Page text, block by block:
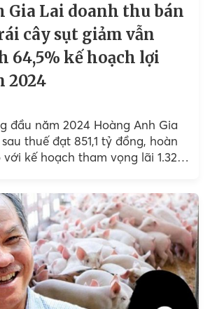
Gia Lai doanh thu bán
cây sụt giảm vẫn
64,5% kế hoạch lợi
2024
đầu năm 2024 Hoàng Anh Gia
thuế đạt 851,1 tỷ đồng, hoàn
kế hoạch tham vọng lãi 1.320